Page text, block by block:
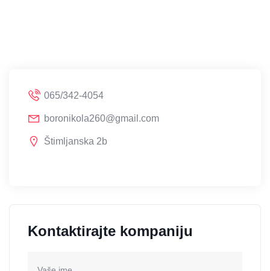
065/342-4054
boronikola260@gmail.com
Štimljanska 2b
Kontaktirajte kompaniju